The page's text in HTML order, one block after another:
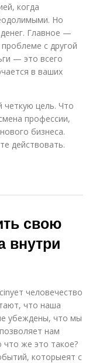
когда
Но
Главное —
с другой
— это всего
в ваших
цель. Что
профессии,
бизнеса.
действовать.
свою
внутри
человечество
что наша
убеждены, что мы
нам
же это такое?
которыеят с